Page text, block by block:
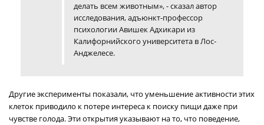
делать всем животным», - сказал автор
исследования, адъюнкт-профессор
психологии Авишек Адхикари из
Калифорнийского университета в Лос-
Анджелесе.
Другие эксперименты показали, что уменьшение активности этих
клеток приводило к потере интереса к поиску пищи даже при
чувстве голода. Эти открытия указывают на то, что поведение,